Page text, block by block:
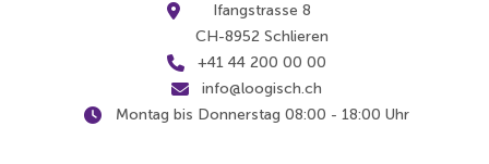
Ifangstrasse 8
CH-8952 Schlieren
+41 44 200 00 00
info@loogisch.ch
Montag bis Donnerstag 08:00 - 18:00 Uhr